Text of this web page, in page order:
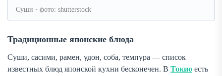
Суши · фото: shutterstock
Традиционные японские блюда
Суши, сасими, рамен, удон, соба, темпура — список
известных блюд японской кухни бесконечен. В Токио есть